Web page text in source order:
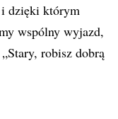
i dzięki którym
wspólny wyjazd,
robisz dobrą